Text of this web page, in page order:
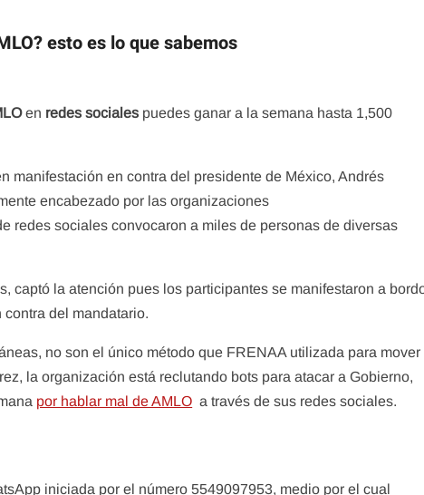
esto es lo que sabemos
en redes sociales puedes ganar a la semana hasta 1,500
manifestación en contra del presidente de México, Andrés
encabezado por las organizaciones
redes sociales convocaron a miles de personas de diversas
captó la atención pues los participantes se manifestaron a
contra del mandatario.
no son el único método que FRENAA utilizada para mover
la organización está reclutando bots para atacar a Gobierno,
por hablar mal de AMLO a través de sus redes sociales.
iniciada por el número 5549097953, medio por el cual